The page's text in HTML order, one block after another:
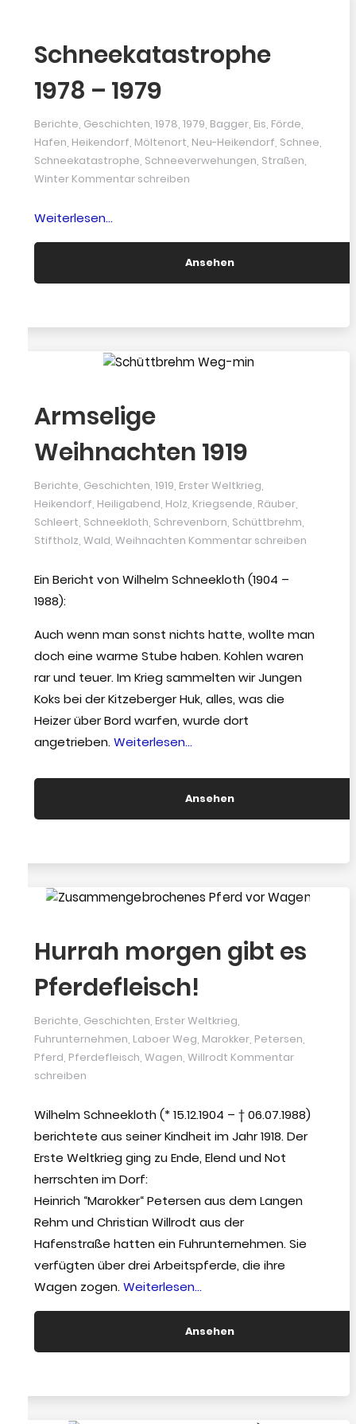
Schneekatastrophe
1978 – 1979
Berichte, Geschichten, 1978, 1979, Bagger, Eis, Förde,
Hafen, Heikendorf, Möltenort, Neu-Heikendorf, Schnee,
Schneekatastrophe, Schneeverwehungen, Straßen,
Winter Kommentar schreiben
Weiterlesen…
1978
1979”
Ansehen
Armselige
Weihnachten 1919
Berichte Geschichten 1919 Erster Weltkrieg
Heikendorf Heiligabend Holz Kriegsende Räuber
Schleert Schneekloth Schrevenborn Schüttbrehm
Stiftholz Wald Weihnachten Kommentar schreiben
Ein Bericht von Wilhelm Schneekloth (1904 –
1988):
Auch wenn man sonst nichts hatte, wollte man
doch eine warme Stube haben. Kohlen waren
rar und teuer. Im Krieg sammelten wir Jungen
Koks bei der Kitzeberger Huk, alles, was die
Heizer über Bord warfen, wurde dort
angetrieben. Weiterlesen…
1919”
Ansehen
Hurrah morgen gibt es
Pferdefleisch!
Berichte, Geschichten, Erster Weltkrieg,
Fuhrunternehmen, Laboer Weg, Marokker, Petersen,
Pferd, Pferdefleisch, Wagen, Willrodt Kommentar
schreiben
Wilhelm Schneekloth (* 15.12.1904 – † 06.07.1988)
berichtete aus seiner Kindheit im Jahr 1918. Der
Erste Weltkrieg ging zu Ende, Elend und Not
herrschten im Dorf:
Heinrich “Marokker“ Petersen aus dem Langen
Rehm und Christian Willrodt aus der
Hafenstraße hatten ein Fuhrunternehmen. Sie
verfügten über drei Arbeitspferde, die ihre
Wagen zogen. Weiterlesen…
morgen
gibt
es
Ansehen